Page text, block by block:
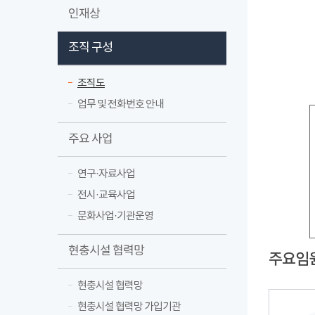
인재상
조직 구성
조직도
업무 및 전화번호 안내
주요 사업
연구·자료사업
전시·교육사업
문화사업·기관운영
현충시설 협력망
현충시설 협력망
현충시설 협력망 가입기관
주요임